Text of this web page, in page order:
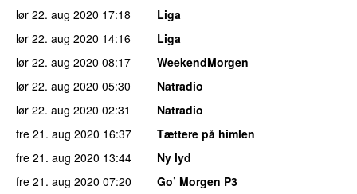
lør 22. aug 2020 17:18
Liga
lør 22. aug 2020 14:16
Liga
lør 22. aug 2020 08:17
WeekendMorgen
lør 22. aug 2020 05:30
Natradio
lør 22. aug 2020 02:31
Natradio
fre 21. aug 2020 16:37
Tættere på himlen
fre 21. aug 2020 13:44
Ny lyd
fre 21. aug 2020 07:20
Go’ Morgen P3